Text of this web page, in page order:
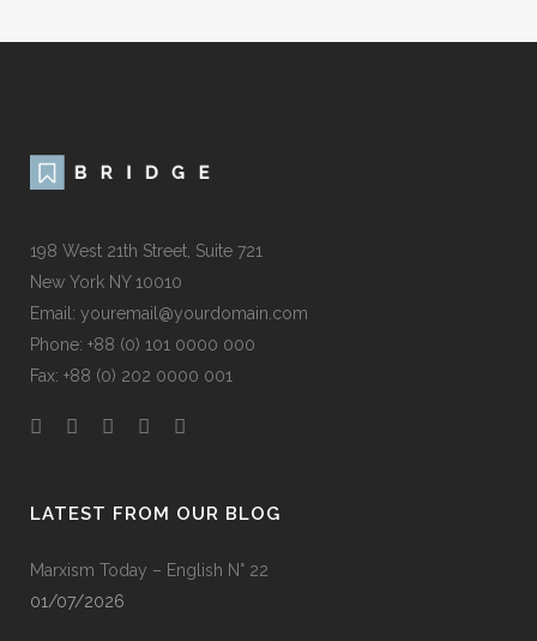
198 West 21th Street, Suite 721
New York NY 10010
Email: youremail@yourdomain.com
Phone: +88 (0) 101 0000 000
Fax: +88 (0) 202 0000 001
LATEST FROM OUR BLOG
Marxism Today – English N° 22
01/07/2026